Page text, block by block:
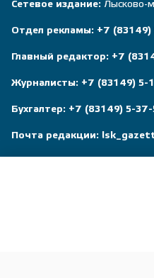
Сетевое издание: Лысково-
Отдел рекламы: +7 (83149)
Главный редактор: +7
Журналисты: +7 (83149) 5-
Бухгалтер: +7 (83149) 5-37-
Почта редакции:
принадлежат редакции